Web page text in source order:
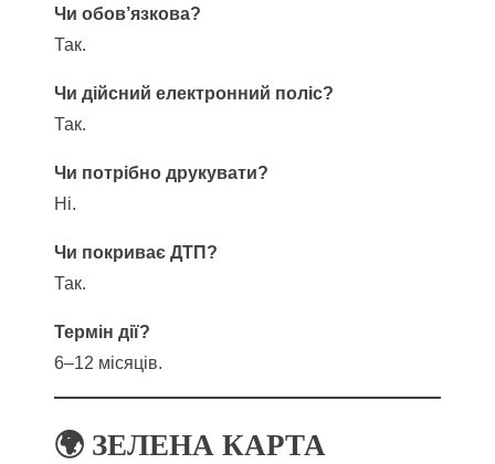
Чи обов’язкова?
Так.
Чи дійсний електронний поліс?
Так.
Чи потрібно друкувати?
Ні.
Чи покриває ДТП?
Так.
Термін дії?
6–12 місяців.
🌍 ЗЕЛЕНА КАРТА